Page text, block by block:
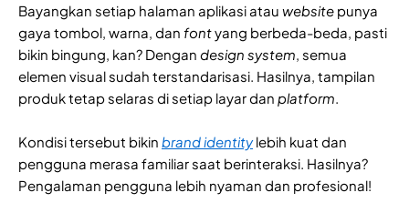
Bayangkan setiap halaman aplikasi atau website punya
gaya tombol, warna, dan fontyang berbeda-beda, pasti
bikin bingung, kan? Dengan design system , semua
elemen visual sudah terstandarisasi. Hasilnya, tampilan
produk tetap selaras di setiap layar dan platform
Kondisi tersebut bikin brand identitylebih kuat dan
pengguna merasa familiar saat berinteraksi. Hasilnya?
Pengalaman pengguna lebih nyaman dan profesional!